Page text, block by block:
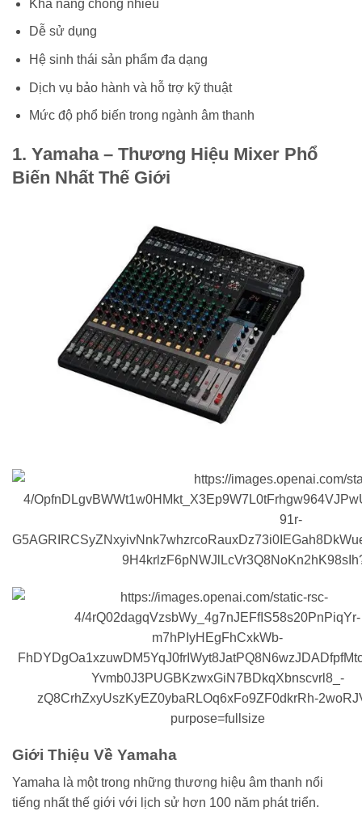
Khả năng chống nhiễu
Dễ sử dụng
Hệ sinh thái sản phẩm đa dạng
Dịch vụ bảo hành và hỗ trợ kỹ thuật
Mức độ phổ biến trong ngành âm thanh
1. Yamaha – Thương Hiệu Mixer Phổ
Biến Nhất Thế Giới
Giới Thiệu Về Yamaha
Yamaha là một trong những thương hiệu âm thanh nổi
tiếng nhất thế giới với lịch sử hơn 100 năm phát triển.